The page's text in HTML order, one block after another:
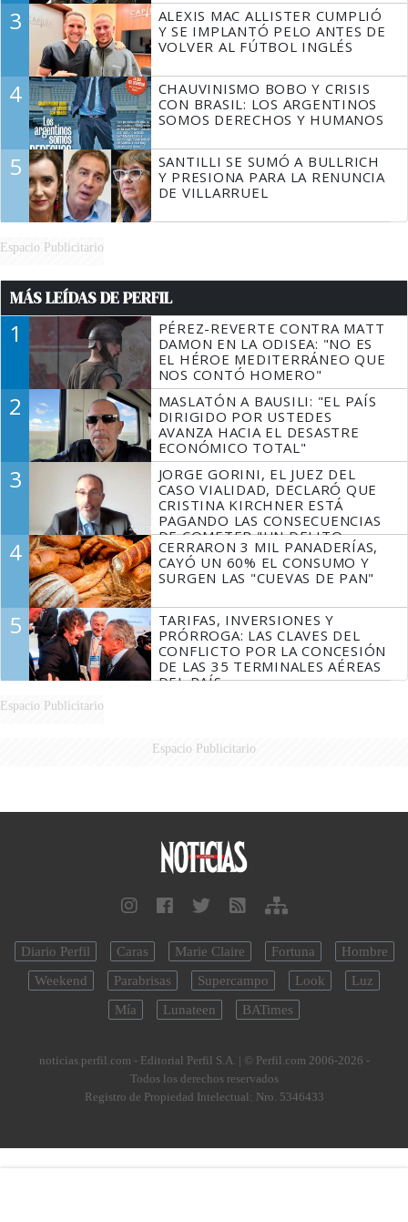
3
ALEXIS MAC ALLISTER CUMPLIÓ
Y SE IMPLANTÓ PELO ANTES DE
VOLVER AL FÚTBOL INGLÉS
4
CHAUVINISMO BOBO Y CRISIS
CON BRASIL: LOS ARGENTINOS
SOMOS DERECHOS Y HUMANOS
5
SANTILLI SE SUMÓ A BULLRICH
Y PRESIONA PARA LA RENUNCIA
DE VILLARRUEL
Espacio Publicitario
MÁS LEÍDAS DE PERFIL
1
PÉREZ-REVERTE CONTRA MATT
DAMON EN LA ODISEA: "NO ES
EL HÉROE MEDITERRÁNEO QUE
NOS CONTÓ HOMERO"
2
MASLATÓN A BAUSILI: "EL PAÍS
DIRIGIDO POR USTEDES
AVANZA HACIA EL DESASTRE
ECONÓMICO TOTAL"
3
JORGE GORINI, EL JUEZ DEL
CASO VIALIDAD, DECLARÓ QUE
CRISTINA KIRCHNER ESTÁ
PAGANDO LAS CONSECUENCIAS
DE COMETER "UN DELITO
COMPROBADO"
4
CERRARON 3 MIL PANADERÍAS,
CAYÓ UN 60% EL CONSUMO Y
SURGEN LAS "CUEVAS DE PAN"
5
TARIFAS, INVERSIONES Y
PRÓRROGA: LAS CLAVES DEL
CONFLICTO POR LA CONCESIÓN
DE LAS 35 TERMINALES AÉREAS
DEL PAÍS
Espacio Publicitario
Espacio Publicitario
Diario Perfil Caras Marie Claire Fortuna
Hombre
Weekend
Parabrisas Supercampo Look
Luz
Mía
Lunateen BATimes
noticias.perfil.com - Editorial Perfil S.A. | © Perfil.com 2006-2026 -
Todos los derechos reservados
Registro de Propiedad Intelectual: Nro. 5346433